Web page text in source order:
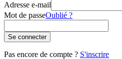
Adresse e-mail
Mot de passeOublié ?
Se connecter
Pas encore de compte ? S'inscrire